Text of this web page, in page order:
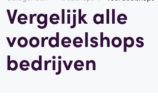
Vergelijk alle
voordeelshops
bedrijven